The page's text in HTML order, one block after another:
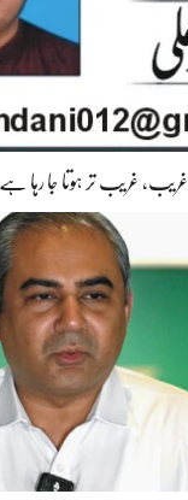
غریب، غریب تر ہوتا جا رہا ہے